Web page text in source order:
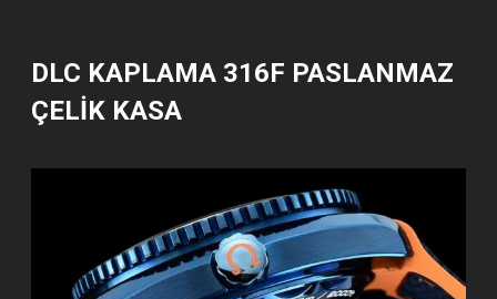
DLC KAPLAMA 316F PASLANMAZ
ÇELİK KASA